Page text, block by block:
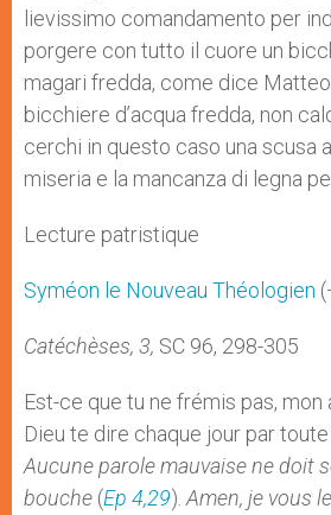
lievissimo comandamento per
porgere con tutto il cuore un
magari fredda, come dice
bicchiere d’acqua fredda, non
cerchi in questo caso una scusa
miseria e la mancanza di legna
Lecture patristique
Syméon le Nouveau Théologien
Catéchèses, 3, SC 96, 298-305
Est-ce que tu ne frémis pas, mon
Dieu te dire chaque jour par toute
Aucune parole mauvaise ne doit
bouche (Ep 4,29). Amen, je vous